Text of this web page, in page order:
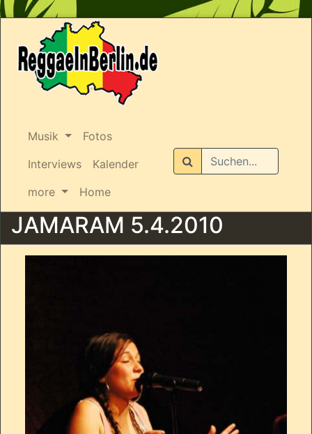
Musik
Fotos
Interviews
Kalender
more
Home
Suchen
JAMARAM 5.4.2010